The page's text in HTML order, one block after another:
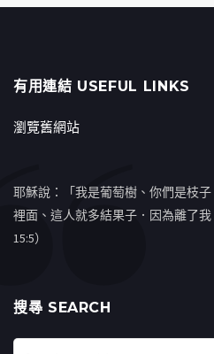
有用連結 USEFUL LINKS
瀏覽舊網站
耶穌說：「我是葡萄樹、你們是枝
裡面、這人就多結果子．因為離了
15:5）
搜㝷 SEARCH